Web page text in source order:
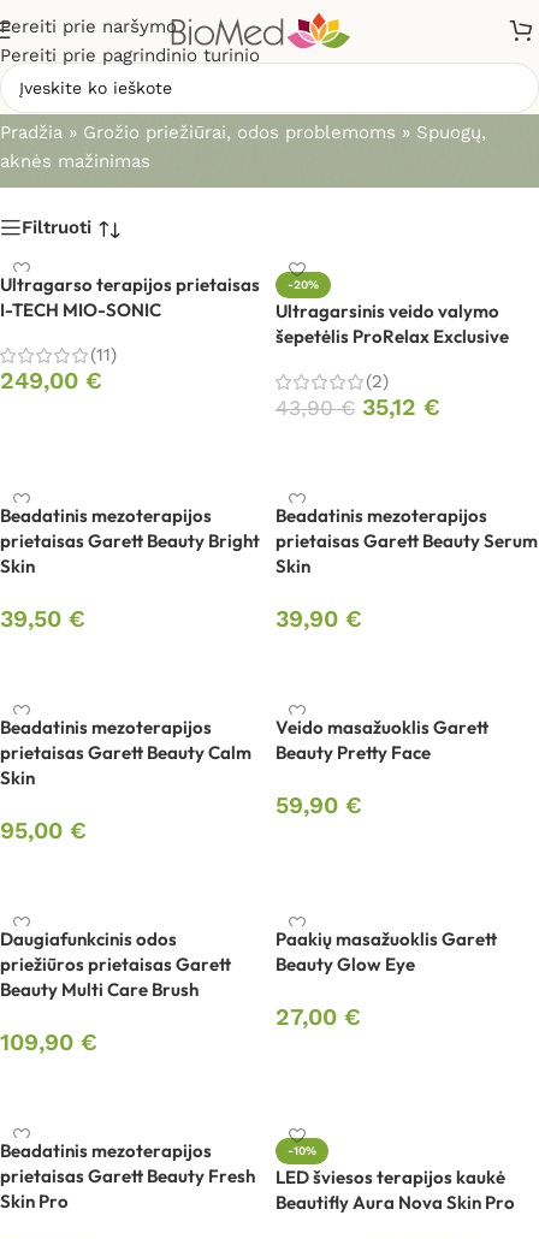
Pereiti prie naršymo
Pereiti prie pagrindinio turinio
Spuogų, aknės mažinimas
Pradžia » Grožio priežiūrai, odos problemoms » Spuogų,
aknės mažinimas
Filtruoti
Ultragarso terapijos prietaisas
I-TECH MIO-SONIC
(11)
249,00 €
-20%
Ultragarsinis veido valymo
šepetėlis ProRelax Exclusive
(2)
43,90€ 35,12 €
Beadatinis mezoterapijos
prietaisas Garett Beauty Bright
Skin
39,50 €
Beadatinis mezoterapijos
prietaisas Garett Beauty Serum
Skin
39,90 €
Beadatinis mezoterapijos
prietaisas Garett Beauty Calm
Skin
95,00 €
Veido masažuoklis Garett
Beauty Pretty Face
59,90 €
Daugiafunkcinis odos
priežiūros prietaisas Garett
Beauty Multi Care Brush
109,90 €
Paakių masažuoklis Garett
Beauty Glow Eye
27,00 €
Beadatinis mezoterapijos
prietaisas Garett Beauty Fresh
Skin Pro
-10%
LED šviesos terapijos kaukė
Beautifly Aura Nova Skin Pro